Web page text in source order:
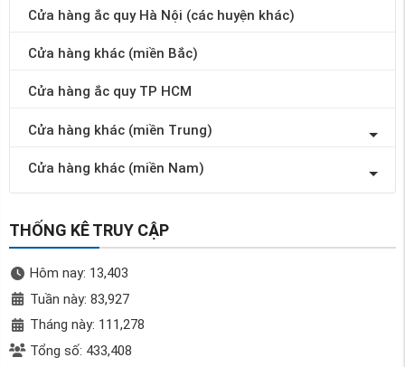
Cửa hàng ắc quy Hà Nội (các huyện khác)
Cửa hàng khác (miền Bắc)
Cửa hàng ắc quy TP HCM
Cửa hàng khác (miền Trung)
Cửa hàng khác (miền Nam)
THỐNG KÊ TRUY CẬP
Hôm nay: 13,403
Tuần này: 83,927
Tháng này: 111,278
Tổng số: 433,408